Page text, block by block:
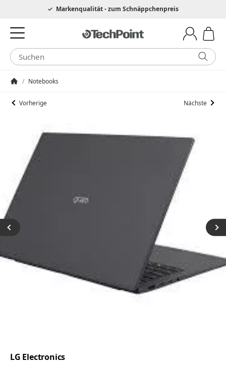
Hotline 0049 6205 3079975Markenqualität - zum Schnäppchenpreis
/ Notebooks
Vorherige Nächste
LG Electronics